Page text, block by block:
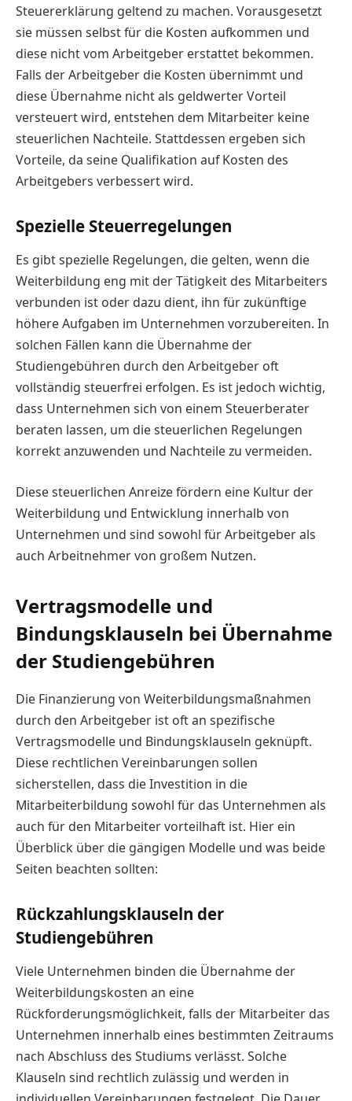
Steuererklärung geltend zu machen. Vorausgesetzt
sie müssen selbst für die Kosten aufkommen und
diese nicht vom Arbeitgeber erstattet bekommen.
Falls der Arbeitgeber die Kosten übernimmt und
diese Übernahme nicht als geldwerter Vorteil
versteuert wird, entstehen dem Mitarbeiter keine
steuerlichen Nachteile. Stattdessen ergeben sich
Vorteile, da seine Qualifikation auf Kosten des
Arbeitgebers verbessert wird.
Spezielle Steuerregelungen
Es gibt spezielle Regelungen, die gelten, wenn die
Weiterbildung eng mit der Tätigkeit des Mitarbeiters
verbunden ist oder dazu dient, ihn für zukünftige
höhere Aufgaben im Unternehmen vorzubereiten. In
solchen Fällen kann die Übernahme der
Studiengebühren durch den Arbeitgeber oft
vollständig steuerfrei erfolgen. Es ist jedoch wichtig,
dass Unternehmen sich von einem Steuerberater
beraten lassen, um die steuerlichen Regelungen
korrekt anzuwenden und Nachteile zu vermeiden.
Diese steuerlichen Anreize fördern eine Kultur der
Weiterbildung und Entwicklung innerhalb von
Unternehmen und sind sowohl für Arbeitgeber als
auch Arbeitnehmer von großem Nutzen.
Vertragsmodelle und
Bindungsklauseln bei Übernahme
der Studiengebühren
Die Finanzierung von Weiterbildungsmaßnahmen
durch den Arbeitgeber ist oft an spezifische
Vertragsmodelle und Bindungsklauseln geknüpft.
Diese rechtlichen Vereinbarungen sollen
sicherstellen, dass die Investition in die
Mitarbeiterbildung sowohl für das Unternehmen als
auch für den Mitarbeiter vorteilhaft ist. Hier ein
Überblick über die gängigen Modelle und was beide
Seiten beachten sollten:
Rückzahlungsklauseln der
Studiengebühren
Viele Unternehmen binden die Übernahme der
Weiterbildungskosten an eine
Rückforderungsmöglichkeit, falls der Mitarbeiter das
Unternehmen innerhalb eines bestimmten Zeitraums
nach Abschluss des Studiums verlässt. Solche
Klauseln sind rechtlich zulässig und werden in